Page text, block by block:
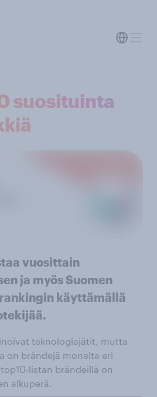
suosituinta
vuosittain
ja myös Suomen
käyttämällä
teknologiajätit, mutta
on brändejä monelta eri
listan brändeillä on
alkuperä.